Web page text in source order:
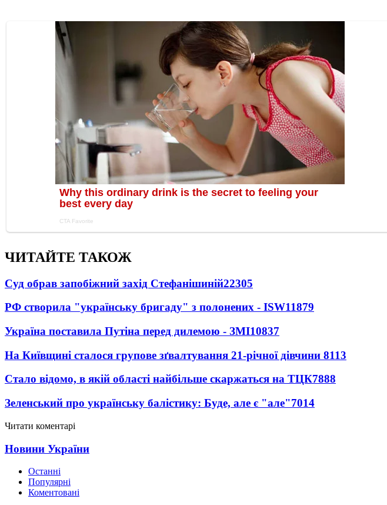
ЧИТАЙТЕ ТАКОЖ
Суд обрав запобіжний захід Стефанішиній22305
РФ створила "українську бригаду" з полонених - ISW11879
Україна поставила Путіна перед дилемою - ЗМІ10837
На Київщині сталося групове зґвалтування 21-річної дівчини 8113
Стало відомо, в якій області найбільше скаржаться на ТЦК7888
Зеленський про українську балістику: Буде, але є "але"7014
Читати коментарі
Новини України
Останні
Популярні
Коментовані